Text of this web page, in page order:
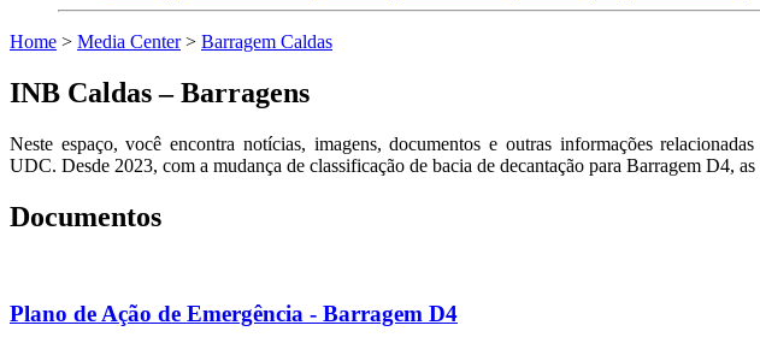
Home > Media Center> Barragem Caldas
INB Caldas – Barragens
Neste espaço, você encontra notícias, imagens, documentos e outras informações
UDC. Desde 2023, com a mudança de classificação de bacia de decantação para Barragem D4,
Documentos
Plano de Ação de Emergência - Barragem D4